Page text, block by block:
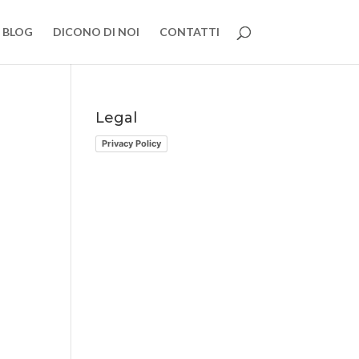
BLOG DICONO DI NOI CONTATTI
Legal
Privacy Policy